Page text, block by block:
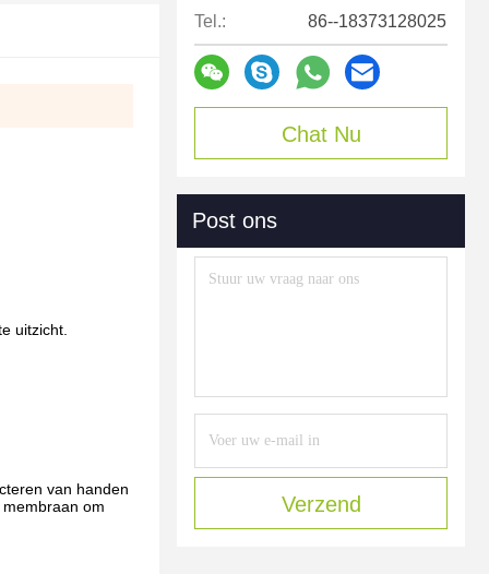
uitzicht.
van handen
om
Tel.: 86--18373128025
Chat Nu
Post ons
Verzend